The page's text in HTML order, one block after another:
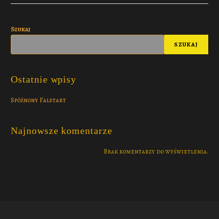
Szukaj
SZUKAJ
Ostatnie wpisy
Spóźnony Falstart
Najnowsze komentarze
Brak komentarzy do wyświetlenia.